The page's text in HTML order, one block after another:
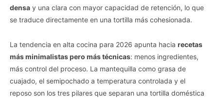
densa y una clara con mayor capacidad de retención, lo que
se traduce directamente en una tortilla más cohesionada.
La tendencia en alta cocina para 2026 apunta hacia recetas
más minimalistas pero más técnicas: menos ingredientes,
más control del proceso. La mantequilla como grasa de
cuajado, el semipochado a temperatura controlada y el
reposo son los tres pilares que separan una tortilla doméstica